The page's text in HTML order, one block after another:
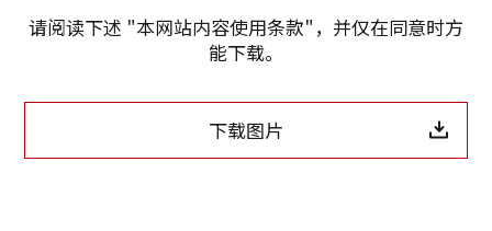
请阅读下述 "本网站内容使用条款"，并仅在同意时方
能下载。
下载图片